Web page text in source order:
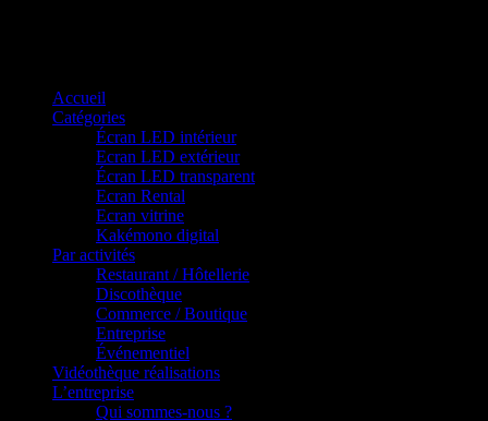
Accueil
Catégories
Écran LED intérieur
Ecran LED extérieur
Écran LED transparent
Ecran Rental
Ecran vitrine
Kakémono digital
Par activités
Restaurant / Hôtellerie
Discothèque
Commerce / Boutique
Entreprise
Événementiel
Vidéothèque réalisations
L’entreprise
Qui sommes-nous ?